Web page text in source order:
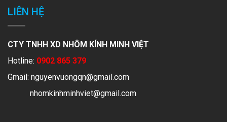
LIÊN HỆ
CTY TNHH XD NHÔM KÍNH MINH VIỆT
Hotline: 0902 865 379
Gmail: nguyenvuongqn@gmail.com
nhomkinhminhviet@gmail.com